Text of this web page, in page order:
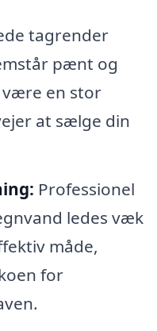
tagrender
pænt og
en stor
at sælge din
Professionel
ledes væk
måde,
for